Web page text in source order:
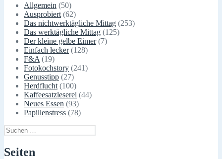
Allgemein (50)
Ausprobiert (62)
Das nichtwerktägliche Mittag (253)
Das werktägliche Mittag (125)
Der kleine gelbe Eimer(7)
Einfach lecker(128)
F&A (19)
Fotokochstory (241)
Genusstipp (27)
Herdflucht (100)
Kaffeesatzleserei (44)
Neues Essen (93)
Papillenstress (78)
Suchen
nach:
Seiten